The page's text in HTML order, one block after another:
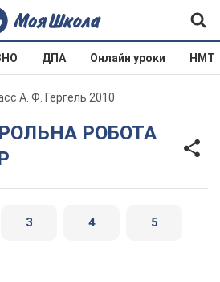
ДПА Онлайн уроки НМТ
А. Ф. Гергель 2010
3 4 5